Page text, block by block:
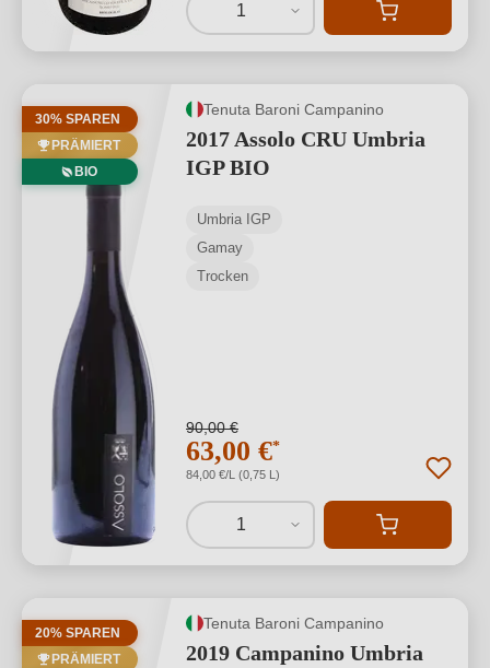
1
30% SPAREN
PRÄMIERT
BIO
Tenuta Baroni Campanino
2017 Assolo CRU Umbria
IGP BIO
Umbria IGP
Gamay
Trocken
90,00 €
63,00 €*
84,00 €/L (0,75 L)
1
20% SPAREN
PRÄMIERT
Tenuta Baroni Campanino
2019 Campanino Umbria